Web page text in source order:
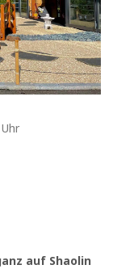
auf Shaolin